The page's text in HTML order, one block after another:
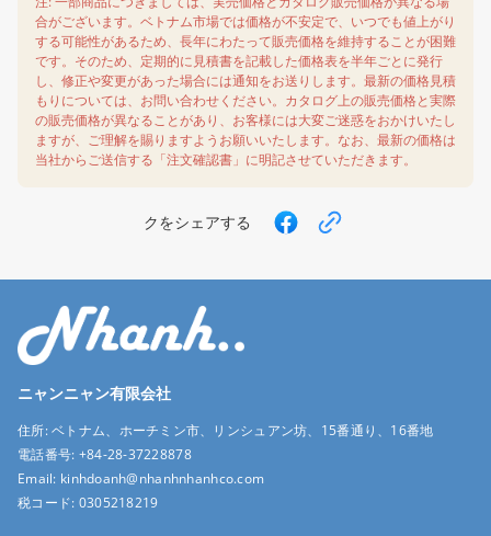
合がございます。ベトナム市場では価格が不安定で、いつでも値上がり
する可能性があるため、長年にわたって販売価格を維持することが困難
です。そのため、定期的に見積書を記載した価格表を半年ごとに発行
し、修正や変更があった場合には通知をお送りします。最新の価格見積
もりについては、お問い合わせください。カタログ上の販売価格と実際
の販売価格が異なることがあり、お客様には大変ご迷惑をおかけいたし
ますが、ご理解を賜りますようお願いいたします。なお、最新の価格は
当社からご送信する「注文確認書」に明記させていただきます。
クをシェアする
ニャンニャン有限会社
住所:ベトナム、ホーチミン市、リンシュアン坊、15番通り、16番地
電話番号: +84-28-37228878
Email: kinhdoanh@nhanhnhanhco.com
税コード: 0305218219